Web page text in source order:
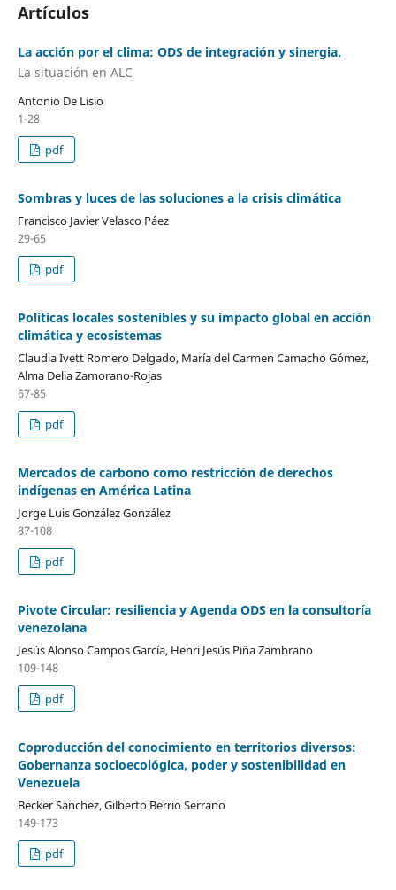
Artículos
La acción por el clima: ODS de integración y sinergia.
La situación en ALC
Antonio De Lisio
1-28
pdf
Sombras y luces de las soluciones a la crisis climática
Francisco Javier Velasco Páez
29-65
pdf
Políticas locales sostenibles y su impacto global en acción
climática y ecosistemas
Claudia Ivett Romero Delgado, María del Carmen Camacho Gómez,
Alma Delia Zamorano-Rojas
67-85
pdf
Mercados de carbono como restricción de derechos
indígenas en América Latina
Jorge Luis González González
87-108
pdf
Pivote Circular: resiliencia y Agenda ODS en la consultoría
venezolana
Jesús Alonso Campos García, Henri Jesús Piña Zambrano
109-148
pdf
Coproducción del conocimiento en territorios diversos:
Gobernanza socioecológica, poder y sostenibilidad en
Venezuela
Becker Sánchez, Gilberto Berrio Serrano
149-173
pdf